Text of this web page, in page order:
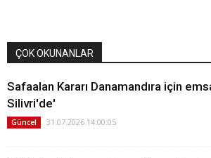
ÇOK OKUNANLAR
Safaalan Kararı Danamandıra için
Silivri'de'
Güncel 31.07.2026 14:00:05